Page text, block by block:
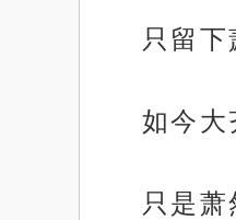
只留
如今大
只是